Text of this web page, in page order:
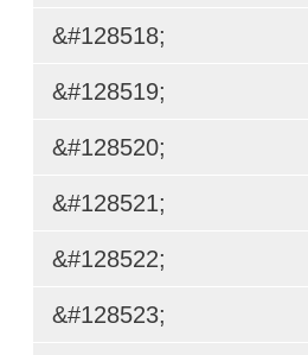
&#128518;
&#128519;
&#128520;
&#128521;
&#128522;
&#128523;